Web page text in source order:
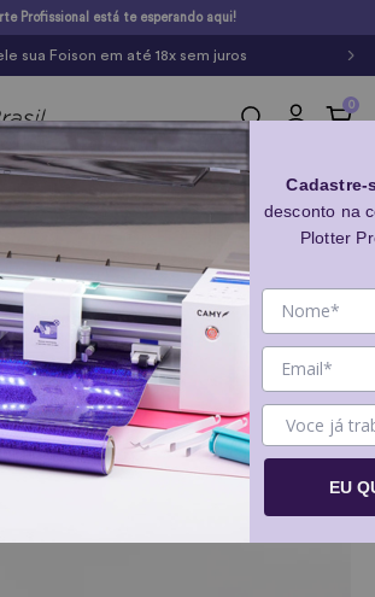
Profissional está te esperando aqui!
sua Foison em até 18x sem juros
0
Cadastre-
desconto na
Plotter
EU